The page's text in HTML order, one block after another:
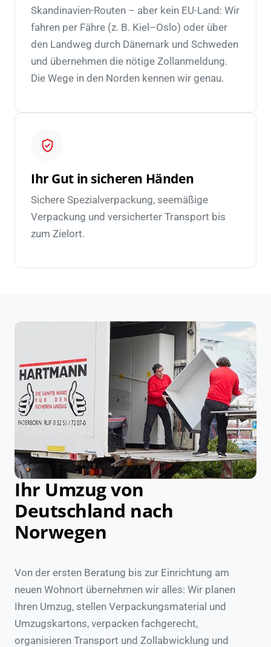
Skandinavien-Routen – aber kein EU-Land: Wir
fahren per Fähre (z. B. Kiel–Oslo) oder über
den Landweg durch Dänemark und Schweden
und übernehmen die nötige Zollanmeldung.
Die Wege in den Norden kennen wir genau.
Ihr Gut in sicheren Händen
Sichere Spezialverpackung, seemäßige
Verpackung und versicherter Transport bis
zum Zielort.
Ihr Umzug von
Deutschland nach
Norwegen
Von der ersten Beratung bis zur Einrichtung am
neuen Wohnort übernehmen wir alles: Wir planen
Ihren Umzug, stellen Verpackungsmaterial und
Umzugskartons, verpacken fachgerecht,
organisieren Transport und Zollabwicklung und